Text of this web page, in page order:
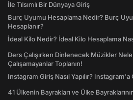
İle Tılsımlı Bir Dünyaya Giriş
Burç Uyumu Hesaplama Nedir? Burç
Hesaplanır?
İdeal Kilo Nedir? İdeal Kilo Hesaplama
Ders Çalışırken Dinlenecek Müzikler
Çalışamayanlar Toplanın!
Instagram Giriş Nasıl Yapılır?
41 Ülkenin Bayrakları ve Ülke